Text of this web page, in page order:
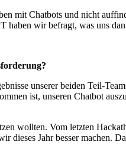
mit Chatbots und nicht
wir befragt, was uns
unserer beiden Teil-
ist, unseren Chatbot
wollten. Vom letzten
Jahr besser machen.